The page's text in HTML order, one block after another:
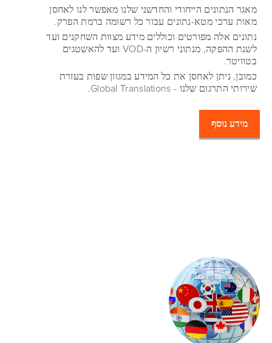
מאגר הנתונים הייחודי והחדשני שלנו מאפשר לנו לאחסן
מאות ערכי מטא-נתונים עבור כל רשומה ברמת הפרק.
נתונים אלה מפורטים וכוללים מידע מצוות השחקנים ועד
לשנת ההפקה, מנתוני רשיון ה-VOD ועד להאשטגים
בטוויטר.
כמובן, ניתן לאחסן את כל המידע במגוון שפות בעזרת
שירותי התרגום שלנו - Global Translations.
מידע נוסף